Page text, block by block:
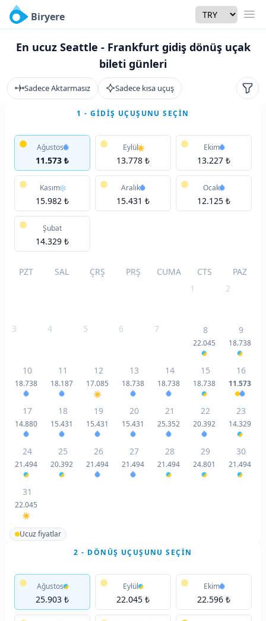
Biryere Currency
En ucuz Seattle - Frankfurt gidiş dönüş uçak
bileti günleri
Sadece Aktarmasız Sadece kısa uçuş
1 - GIDIŞ UÇUŞUNU SEÇIN
Ağustos
11.573 ₺
Eylül
13.778 ₺
Ekim
13.227 ₺
Kasım
15.982 ₺
Aralık
15.431 ₺
Ocak
12.125 ₺
Şubat
14.329 ₺
PZT SAL ÇRŞ PRŞ CUMA CTS
PAZ
1
2
3 4 5 6 7 8
22.045
9
18.738
10
18.738
11
18.187
12
17.085
13
18.738
14
18.738
15
18.738
16
11.573
17
14.880
18
15.431
19
15.431
20
15.431
21
25.352
22
20.392
23
14.329
24
21.494
25
20.392
26
21.494
27
21.494
28
21.494
29
24.801
30
21.494
31
22.045
Ucuz fiyatlar
2 - DÖNÜŞ UÇUŞUNU SEÇIN
Ağustos
25.903 ₺
Eylül
22.045 ₺
Ekim
22.596 ₺